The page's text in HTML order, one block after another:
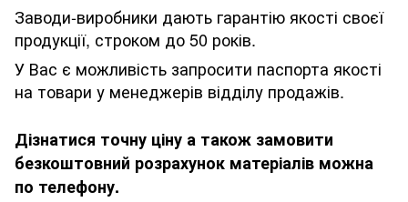
Заводи-виробники дають гарантію якості своєї
продукції, строком до 50 років.
У Вас є можливість запросити паспорта якості
на товари у менеджерів відділу продажів.
Дізнатися точну ціну а також замовити
безкоштовний розрахунок матеріалів можна
по телефону.